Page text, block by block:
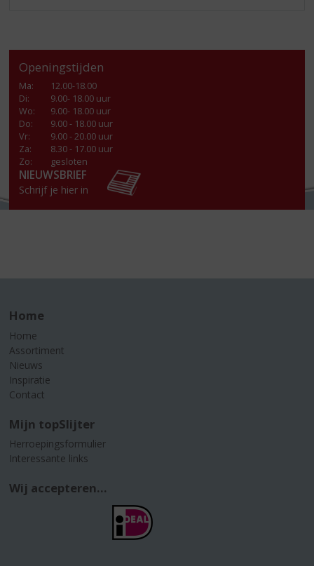
Openingstijden
Ma:
12.00-18.00
Di:
9.00- 18.00 uur
Wo:
9.00- 18.00 uur
Do:
9.00 - 18.00 uur
Vr:
9.00 - 20.00 uur
Za:
8.30 - 17.00 uur
Zo:
gesloten
NIEUWSBRIEF
Schrijf je hier in
Home
Home
Assortiment
Nieuws
Inspiratie
Contact
Mijn topSlijter
Herroepingsformulier
Interessante links
Wij accepteren...